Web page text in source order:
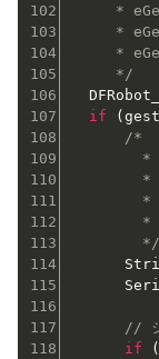
*
*
*
     */
if
(
/*
*
*
*
*
        */
// ジ
if
(